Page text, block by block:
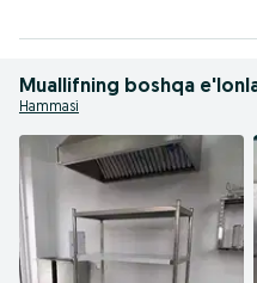
Muallifning boshqa
Hammasi